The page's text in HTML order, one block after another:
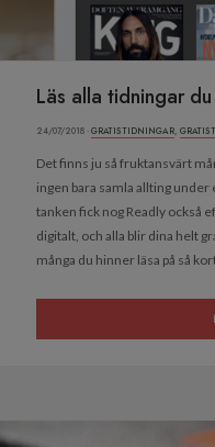
Läs alla tidningar
24/07/2018 ·GRATIS TIDNINGAR, GRATIS
Det finns ju så fruktansvärt
ingen bara samla allting
tanken fick nog Readly också
digitalt, och alla blir dina helt
många du hinner läsa på så